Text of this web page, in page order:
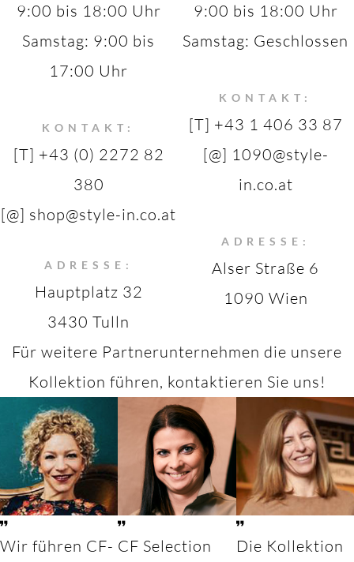
9:00 bis 18:00 Uhr
Samstag: 9:00 bis
17:00 Uhr
KONTAKT:
[T] +43 (0) 2272 82
380
[@] shop@style-in.co.at
ADRESSE:
Hauptplatz 32
3430 Tulln
9:00 bis 18:00 Uhr
Samstag: Geschlossen
KONTAKT:
[T] +43 1 406 33 87
[@] 1090@style-
in.co.at
ADRESSE:
Alser Straße 6
1090 Wien
Für weitere Partnerunternehmen die unsere
Kollektion führen, kontaktieren Sie uns!
Wir führen CF- CF Selection
Die Kollektion